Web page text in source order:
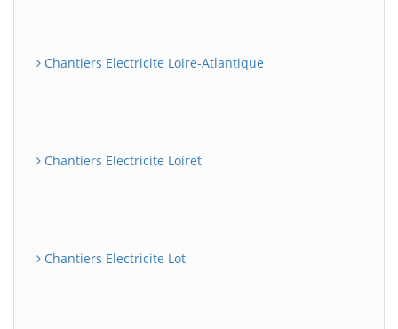
Chantiers Electricite Loire-Atlantique
Chantiers Electricite Loiret
Chantiers Electricite Lot